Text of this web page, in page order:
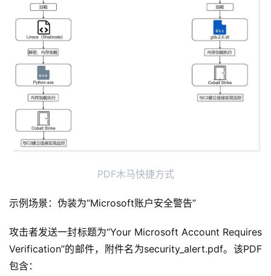
PDF木马快捷方式
示例场景：伪装为“Microsoft账户安全警告”
攻击者发送一封标题为“Your Microsoft Account Requires
Verification”的邮件，附件名为security_alert.pdf。该PDF
包含：